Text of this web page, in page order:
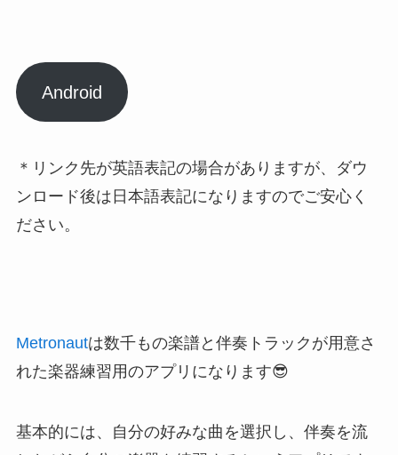
Android
＊リンク先が英語表記の場合がありますが、ダウ
ンロード後は日本語表記になりますのでご安心く
ださい。
Metronautは数千もの楽譜と伴奏トラックが用意さ
れた楽器練習用のアプリになります😎
基本的には、自分の好みな曲を選択し、伴奏を流